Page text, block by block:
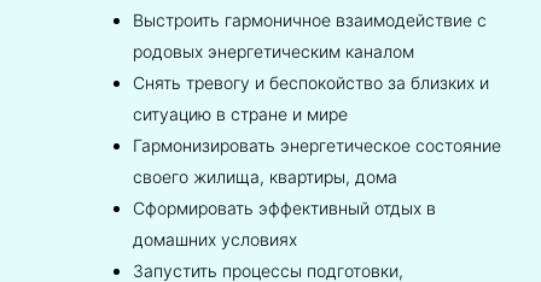
Выстроить гармоничное взаимодействие с
родовых энергетическим каналом
Снять тревогу и беспокойство за близких и
ситуацию в стране и мире
Гармонизировать энергетическое состояние
своего жилища, квартиры, дома
Сформировать эффективный отдых в
домашних условиях
Запустить процессы подготовки,